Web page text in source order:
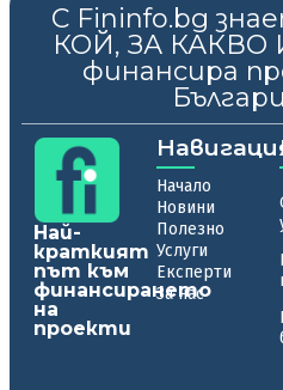
С Fininfo.bg
КОЙ, ЗА КАКВО
финансира
Най-
краткият
път към
финансирането
на
проекти
Начало
Новини
Полезно
Услуги
Експерти
За нас